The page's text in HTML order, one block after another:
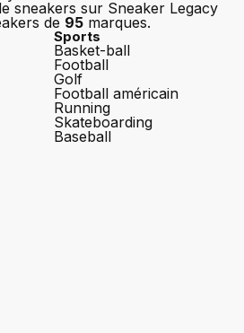
sneakers sur Sneaker Legacy
de 95 marques.
Sports
Basket-ball
Football
Golf
Football américain
Running
Skateboarding
Baseball